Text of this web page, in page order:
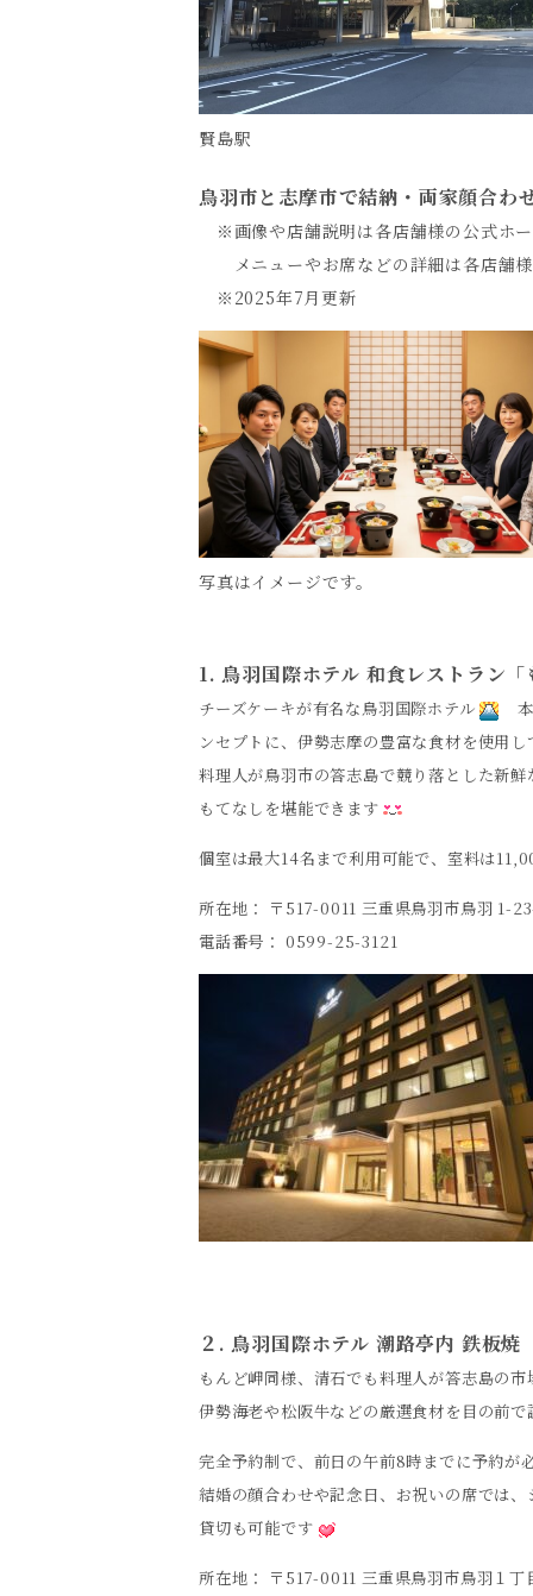
賢島駅
鳥羽市と志摩市で結納・両家顔合わ
※画像や店舗説明は各店舗様の公式ホ
メニューやお席などの詳細は各店舗様
※2025年7月更新
写真はイメージです。
1. 鳥羽国際ホテル 和食レストラン
チーズケーキが有名な鳥羽国際ホテル
ンセプトに、伊勢志摩の豊富な食材を使用し
料理人が鳥羽市の答志島で競り落とした新鮮
もてなしを堪能できます
個室は最大14名まで利用可能で、室料は
所在地： 〒517-0011 三重県鳥羽市鳥羽 1-
電話番号： 0599-25-3121
２. 鳥羽国際ホテル 潮路亭内 鉄板焼
もんど岬同様、清石でも料理人が答志島の
伊勢海老や松阪牛などの厳選食材を目の前で
完全予約制で、前日の午前8時までに予約が
結婚の顔合わせや記念日、お祝いの席では
貸切も可能です
所在地： 〒517-0011 三重県鳥羽市鳥羽１